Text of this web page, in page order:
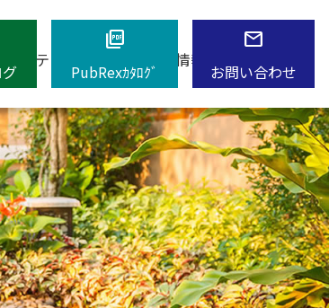
エクステリアショップ 採用情報
picture_as_pdf
PubRexｶﾀﾛｸﾞ
mail
お問い合わせ